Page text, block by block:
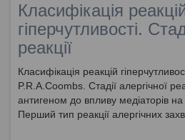
Класифікація
гіперчутливості.
реакції
Класифікація реакцій
P.R.A.Coombs. Стадії алергічної
антигеном до впливу медіаторів
Перший тип реакції алергічних